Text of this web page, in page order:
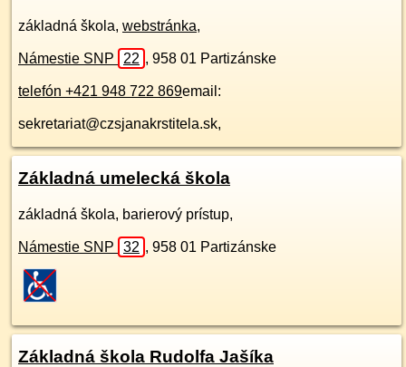
základná škola, webstránka,
Námestie SNP 22 , 958 01 Partizánske
telefón +421 948 722 869email:
sekretariat@czsjanakrstitela.sk,
Základná umelecká škola
základná škola, barierový prístup,
Námestie SNP 32 , 958 01 Partizánske
Základná škola Rudolfa Jašíka